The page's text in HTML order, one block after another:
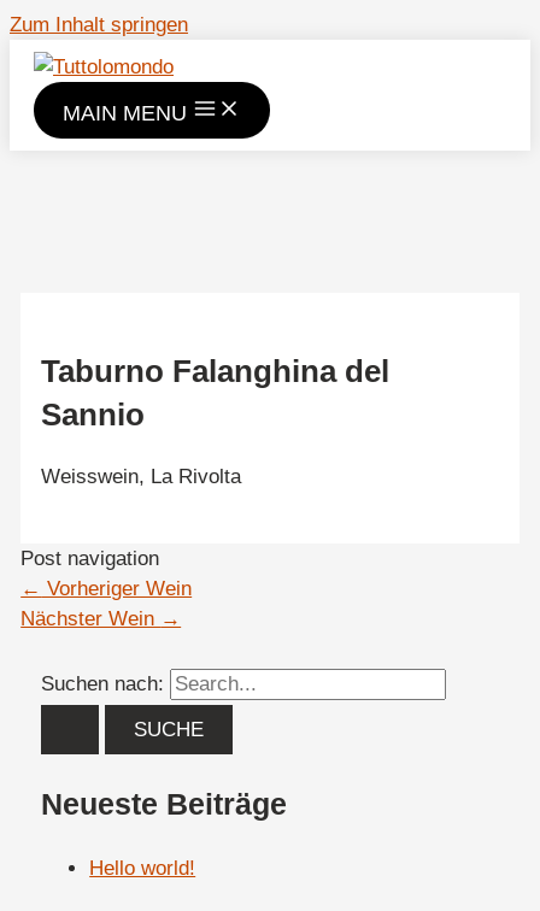
Zum Inhalt springen
MAIN MENU
Taburno Falanghina del
Sannio
Weisswein, La Rivolta
Post navigation
← Vorheriger Wein
Nächster Wein →
Suchen nach:
Neueste Beiträge
Hello world!